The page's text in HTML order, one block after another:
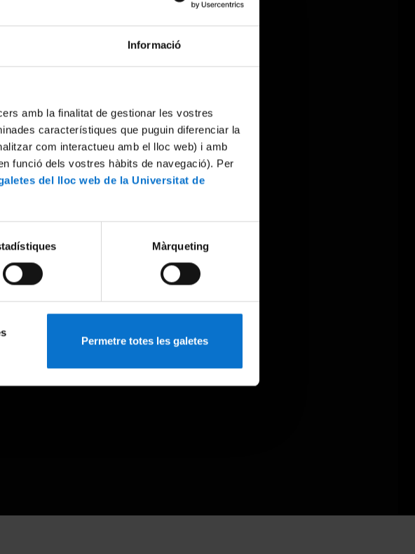
Informació
amb la finalitat de gestionar les vostres
característiques que puguin diferenciar la
com interactueu amb el lloc web) i amb
funció dels vostres hàbits de navegació). Per
del lloc web de la Universitat de
Màrqueting
Permetre totes les galetes